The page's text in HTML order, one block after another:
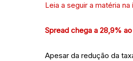
Leia a seguir a matéria na
Spread chega a 28,9%
Apesar da redução da